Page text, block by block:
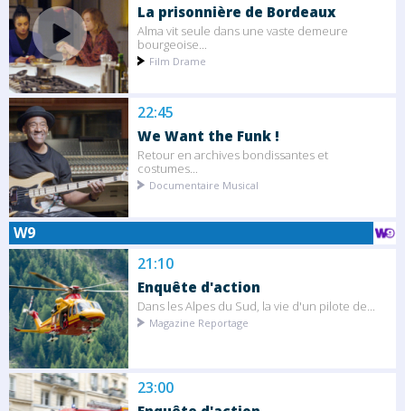
La prisonnière de Bordeaux
Alma vit seule dans une vaste demeure
bourgeoise...
Film Drame
22:45
We Want the Funk !
Retour en archives bondissantes et
costumes...
Documentaire Musical
W9
21:10
Enquête d'action
Dans les Alpes du Sud, la vie d'un pilote de...
Magazine Reportage
23:00